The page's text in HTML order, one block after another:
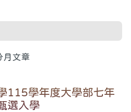
文章
115學年度大學部七年
選入學